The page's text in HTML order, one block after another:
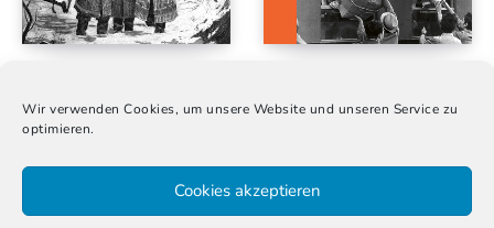
Wir verwenden Cookies, um unsere Website und unseren Service zu
optimieren.
Cookies akzeptieren
Blackfacing